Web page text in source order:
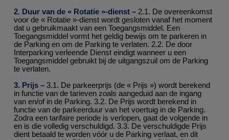
2. Duur van de « Rotatie »-dienst – 2.1. De overeenkomst
voor de « Rotatie »-dienst wordt gesloten vanaf het moment
dat u gebruikmaakt van een Toegangsmiddel. Een
Toegangsmiddel vormt het geldig bewijs om te parkeren in
de Parking en om de Parking te verlaten. 2.2. De door
Interparking verleende Dienst eindigt wanneer u een
Toegangsmiddel gebruikt bij de uitgangszuil om de Parking
te verlaten.
3. Prijs – 3.1. De parkeerprijs (de « Prijs ») wordt berekend
in functie van de tarieven zoals aangeduid aan de ingang
van en/of in de Parking. 3.2. De Prijs wordt berekend in
functie van de parkeerduur van het voertuig in de Parking.
Zodra een tarifaire periode is verlopen, gaat de volgende in
en is die volledig verschuldigd. 3.3. De verschuldigde Prijs
dient betaald te worden vóór u de Parking verlaat, en dit